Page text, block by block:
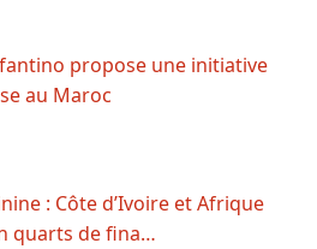
propose une initiative
au Maroc
: Côte d’Ivoire et Afrique
quarts de fina…